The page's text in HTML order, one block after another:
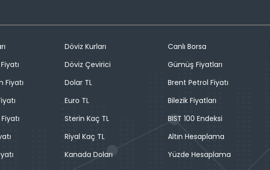
Fiyatı
Döviz Kurları
Döviz Çevirici
Dolar TL
Euro TL
Sterin Kaç TL
Riyal Kaç TL
Kanada Doları
Canlı Borsa
Gümüş Fiyatları
Brent Petrol Fiyatı
Bilezik Fiyatları
BIST 100 Endeksi
Altın Hesaplama
Yüzde Hesaplama